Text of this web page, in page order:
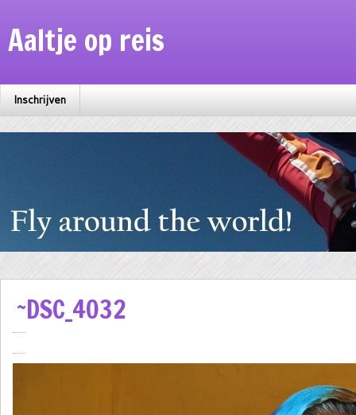
Aaltje op reis
Inschrijven
~DSC_4032